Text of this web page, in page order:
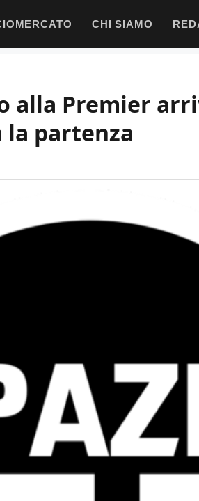
CHI SIAMO
alla Premier
la partenza